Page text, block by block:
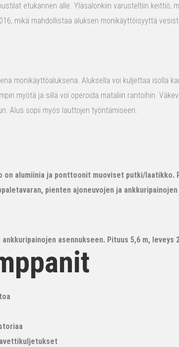
etukannen alle. Yläsalonkiin varusteltiin keittiö,
mikä mahdollistaa aluksen monikäyttöisyyttä
monikäyttöaluksena. Aluksella voi kuljettaa isolla
myötä ja sillä voi operoida mataliin rantoihin.
Alus sopii myös lauttojen työntämiseen.
on alumiinia ja ponttoonit muoviset putki/laatikko.
pienten ajoneuvojen ja
asennukseen. Pituus 5,6 m,